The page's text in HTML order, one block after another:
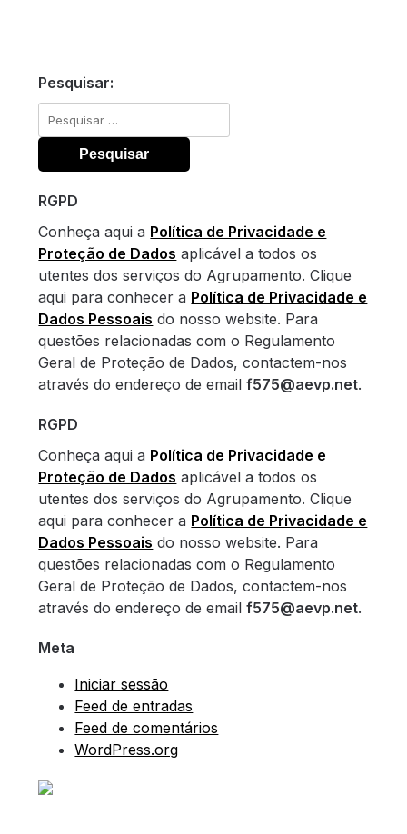
Pesquisar:
Pesquisar
por:
RGPD
Conheça aqui a Política de Privacidade e
Proteção de Dados aplicável a todos os
utentes dos serviços do Agrupamento. Clique
aqui para conhecer a Política de Privacidade e
Dados Pessoais do nosso website. Para
questões relacionadas com o Regulamento
Geral de Proteção de Dados, contactem-nos
através do endereço de emailf575@aevp.net.
RGPD
Conheça aqui a Política de Privacidade e
Proteção de Dados aplicável a todos os
utentes dos serviços do Agrupamento. Clique
aqui para conhecer a Política de Privacidade e
Dados Pessoais do nosso website. Para
questões relacionadas com o Regulamento
Geral de Proteção de Dados, contactem-nos
através do endereço de emailf575@aevp.net.
Meta
Iniciar sessão
Feed de entradas
Feed de comentários
WordPress.org